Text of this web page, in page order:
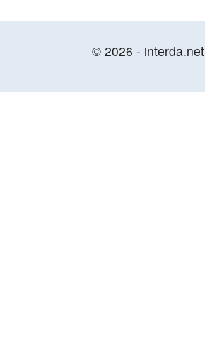
© 2026 - interda.net